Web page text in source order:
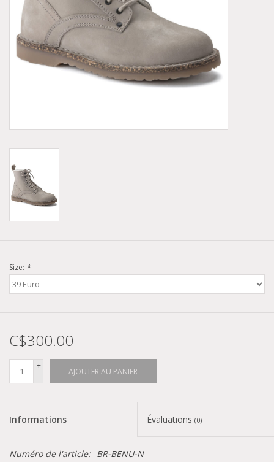
Autres marques
Vêtements
Size: *
C$300.00
+
-
AJOUTER AU PANIER
Informations Évaluations (0)
Numéro de l'article: BR-BENU-N